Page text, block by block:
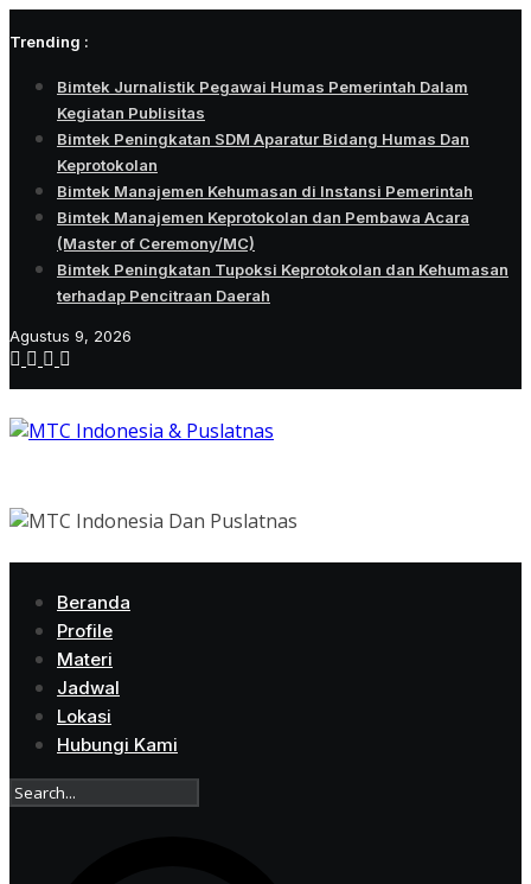
to
Trending :
Bimtek Jurnalistik Pegawai Humas Pemerintah Dalam
Kegiatan Publisitas
Bimtek Peningkatan SDM Aparatur Bidang Humas Dan
Keprotokolan
Bimtek Manajemen Kehumasan di Instansi Pemerintah
Bimtek Manajemen Keprotokolan dan Pembawa Acara
(Master of Ceremony/MC)
Bimtek Peningkatan Tupoksi Keprotokolan dan Kehumasan
terhadap Pencitraan Daerah
Agustus 9, 2026
Beranda
Profile
Materi
Jadwal
Lokasi
Hubungi Kami